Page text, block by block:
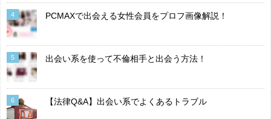
4 PCMAXで出会える女性会員をプロフ画像解説！
5 出会い系を使って不倫相手と出会う方法！
6 【法律Q&A】出会い系でよくあるトラブル